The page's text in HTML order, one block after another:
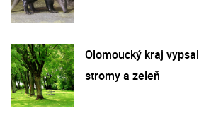
Olomoucký kraj
stromy a zeleň